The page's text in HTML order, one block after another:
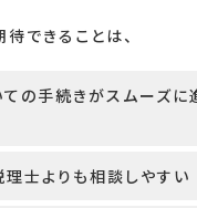
できることは、
の手続きがスムーズに
士よりも相談しやすい